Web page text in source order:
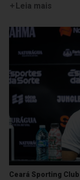
Leia mais
Ceará Sporting Club